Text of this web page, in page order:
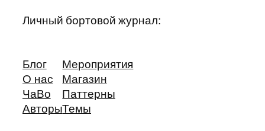
Личный бортовой журнал:
Блог
О нас
ЧаВо
Авторы
Мероприятия
Магазин
Паттерны
Темы